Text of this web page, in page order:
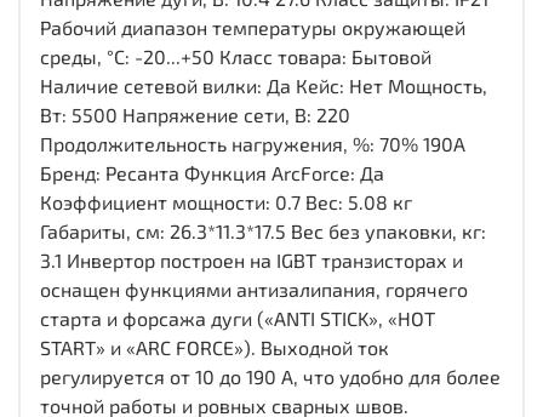
Рабочий диапазон температуры окружающей
среды, °C: -20...+50 Класс товара: Бытовой
Наличие сетевой вилки: Да Кейс: Нет Мощность,
Вт: 5500 Напряжение сети, В: 220
Продолжительность нагружения, %: 70% 190A
Бренд: Ресанта Функция ArcForce: Да
Коэффициент мощности: 0.7 Вес: 5.08 кг
Габариты, см: 26.3*11.3*17.5 Вес без упаковки, кг:
3.1 Инвертор построен на IGBT транзисторах и
оснащен функциями антизалипания, горячего
старта и форсажа дуги («ANTI STICK», «HOT
START» и «ARC FORCE»). Выходной ток
регулируется от 10 до 190 А, что удобно для более
точной работы и ровных сварных швов.